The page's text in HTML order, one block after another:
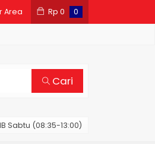
Area Rp 0 0
Cari
Sabtu (08:35-13:00)